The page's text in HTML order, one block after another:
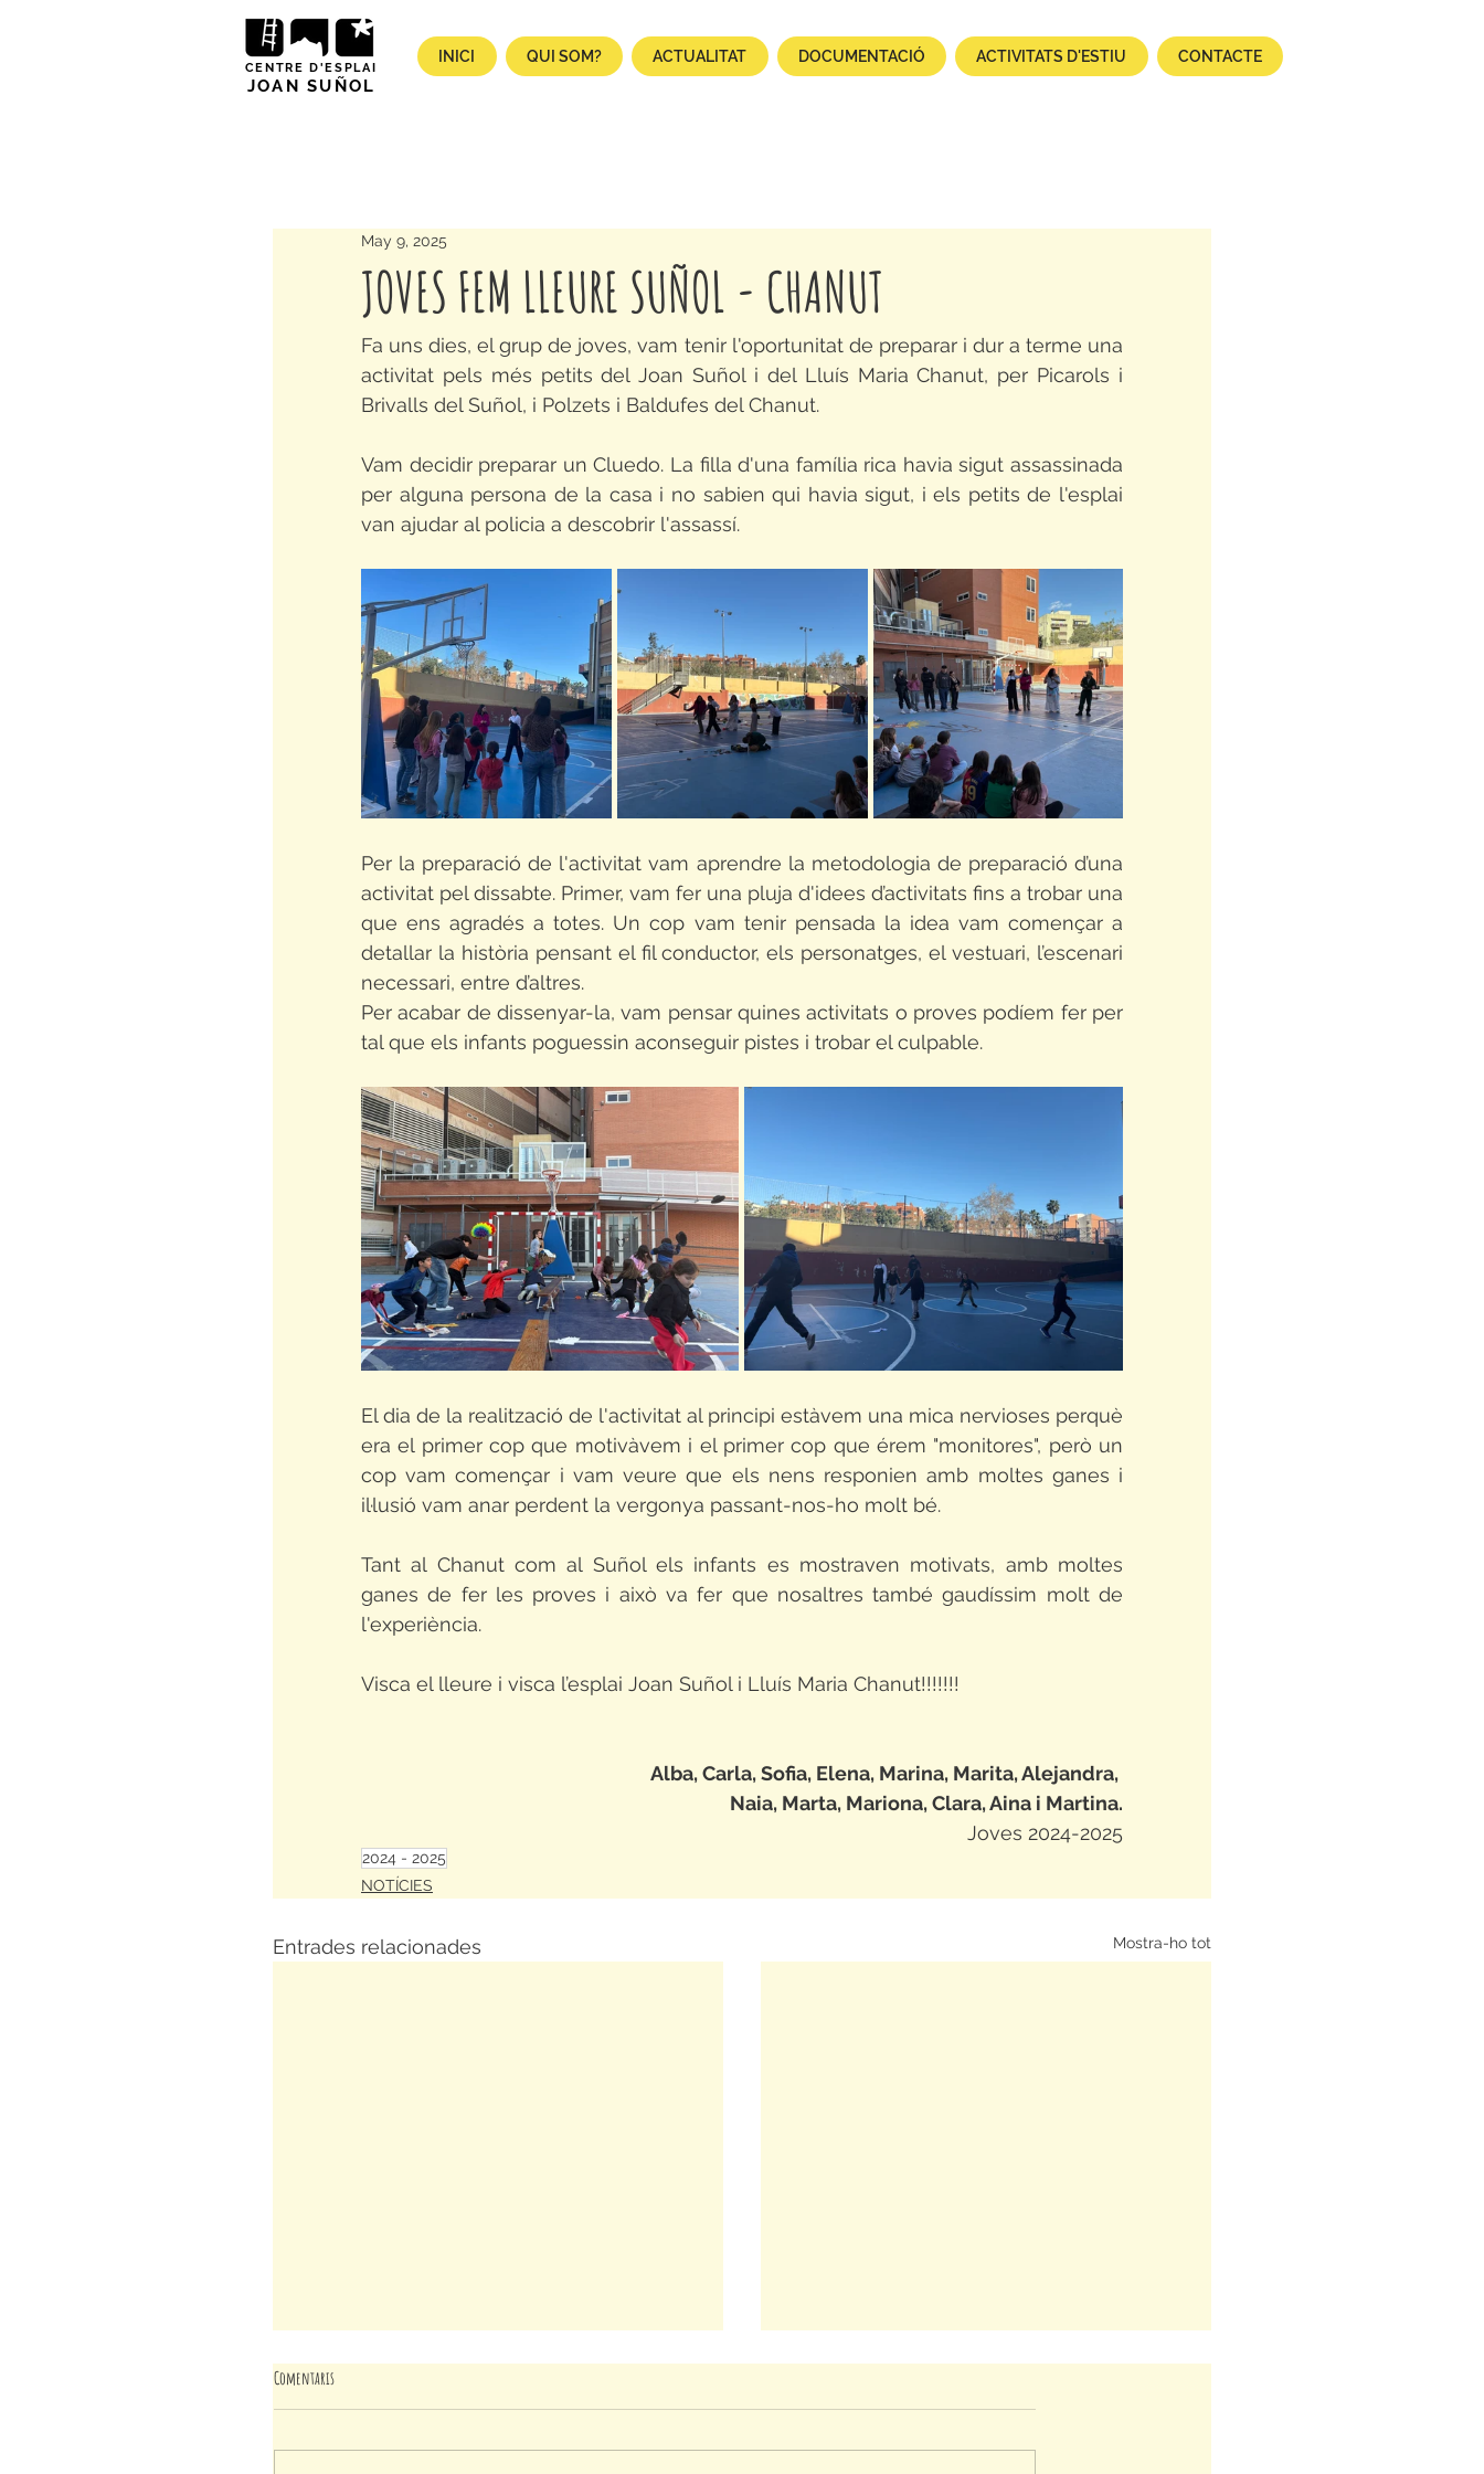
CENTRE D'ESPLAI
JOAN SUÑOL
INICI QUI SOM? ACTUALITAT DOCUMENTACIÓ ACTIVITATS D'ESTIU CONTACTE
JOVES FEM LLEURE SUÑOL - CHANUT
May 9, 2025
Fa uns dies, el grup de joves, vam tenir l'oportunitat de preparar i dur a terme una
activitat pels més petits del Joan Suñol i del Lluís Maria Chanut, per Picarols i
Brivalls del Suñol, i Polzets i Baldufes del Chanut.
Vam decidir preparar un Cluedo. La filla d'una família rica havia sigut assassinada
per alguna persona de la casa i no sabien qui havia sigut, i els petits de l'esplai
van ajudar al policia a descobrir l'assassí.
Per la preparació de l'activitat vam aprendre la metodologia de preparació d’una
activitat pel dissabte. Primer, vam fer una pluja d'idees d’activitats fins a trobar una
que ens agradés a totes. Un cop vam tenir pensada la idea vam començar a
detallar la història pensant el fil conductor, els personatges, el vestuari, l’escenari
necessari, entre d’altres.
Per acabar de dissenyar-la, vam pensar quines activitats o proves podíem fer per
tal que els infants poguessin aconseguir pistes i trobar el culpable.
El dia de la realització de l'activitat al principi estàvem una mica nervioses perquè
era el primer cop que motivàvem i el primer cop que érem "monitores", però un
cop vam començar i vam veure que els nens responien amb moltes ganes i
il·lusió vam anar perdent la vergonya passant-nos-ho molt bé.
Tant al Chanut com al Suñol els infants es mostraven motivats, amb moltes
ganes de fer les proves i això va fer que nosaltres també gaudíssim molt de
l'experiència.
Visca el lleure i visca l’esplai Joan Suñol i Lluís Maria Chanut!!!!!!!
Alba, Carla, Sofia, Elena, Marina, Marita, Alejandra,
Naia, Marta, Mariona, Clara, Aina i Martina.
Joves 2024-2025
2024 - 2025
NOTÍCIES
Entrades relacionades Mostra-ho tot
Comentaris